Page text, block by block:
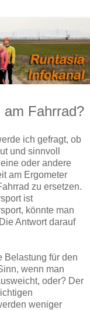
am Fahrrad?
ich gefragt, ob
und sinnvoll
oder andere
am Ergometer
zu ersetzen.
ist
könnte man
Antwort darauf
Belastung für den
wenn man
oder? Der
weniger